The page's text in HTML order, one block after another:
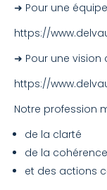
➜ Pour une
https://
➜ Pour une vision
https://
Notre profession
de la clarté
de la cohérence
et des actions